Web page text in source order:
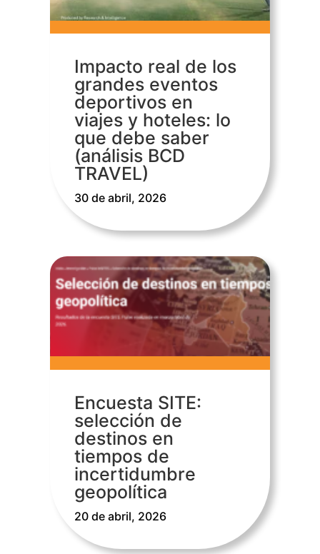
Impacto real de los
grandes eventos
deportivos en
viajes y hoteles: lo
que debe saber
(análisis BCD
TRAVEL)
30 de abril, 2026
Encuesta SITE:
selección de
destinos en
tiempos de
incertidumbre
geopolítica
20 de abril, 2026